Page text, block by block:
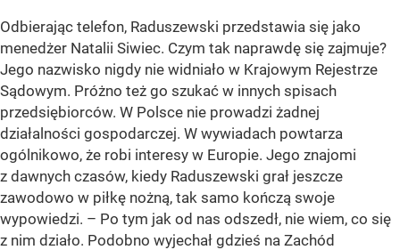
Odbierając telefon, Raduszewski przedstawia się jako
menedżer Natalii Siwiec. Czym tak naprawdę się zajmuje?
Jego nazwisko nigdy nie widniało w Krajowym Rejestrze
Sądowym. Próżno też go szukać w innych spisach
przedsiębiorców. W Polsce nie prowadzi żadnej
działalności gospodarczej. W wywiadach powtarza
ogólnikowo, że robi interesy w Europie. Jego znajomi
z dawnych czasów, kiedy Raduszewski grał jeszcze
zawodowo w piłkę nożną, tak samo kończą swoje
wypowiedzi. – Po tym jak od nas odszedł, nie wiem, co się
z nim działo. Podobno wyjechał gdzieś na Zachód